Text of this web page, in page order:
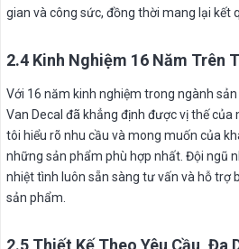
gian và công sức, đồng thời mang lại kết
2.4 Kinh Nghiệm 16 Năm Trên
Với 16 năm kinh nghiệm trong ngành
Van Decal đã khẳng định được vị thế
tôi hiểu rõ nhu cầu và mong muốn của
những sản phẩm phù hợp nhất. Đội ngũ
nhiệt tình luôn sẵn sàng tư vấn và hỗ trợ
sản phẩm.
2.5 Thiết Kế Theo Yêu Cầu, Đa